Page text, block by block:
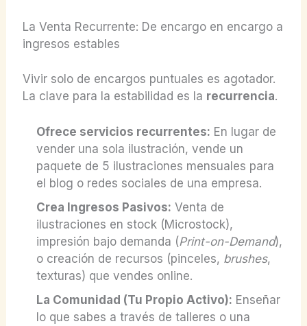
La Venta Recurrente: De encargo en encargo a
ingresos estables
Vivir solo de encargos puntuales es agotador.
La clave para la estabilidad es la recurrencia.
Ofrece servicios recurrentes: En lugar de
vender una sola ilustración, vende un
paquete de 5 ilustraciones mensuales para
el blog o redes sociales de una empresa.
Crea Ingresos Pasivos: Venta de
ilustraciones en stock (Microstock),
impresión bajo demanda (Print-on-Demand),
o creación de recursos (pinceles, brushes,
texturas) que vendes online.
La Comunidad (Tu Propio Activo): Enseñar
lo que sabes a través de talleres o una